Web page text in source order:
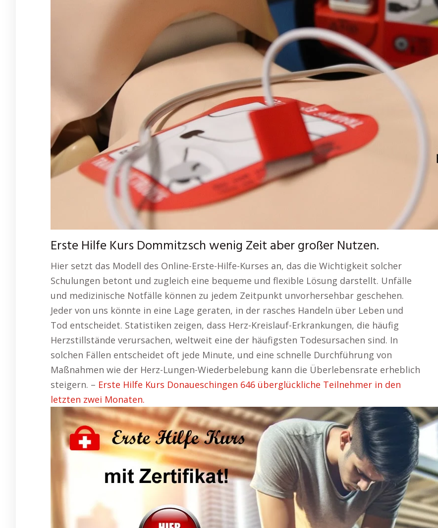
Erste Hilfe Kurs Dommitzsch wenig Zeit aber großer Nutzen.
Hier setzt das Modell des Online-Erste-Hilfe-Kurses an, das die Wichtigkeit solcher
Schulungen betont und zugleich eine bequeme und flexible Lösung darstellt. Unfälle
und medizinische Notfälle können zu jedem Zeitpunkt unvorhersehbar geschehen.
Jeder von uns könnte in eine Lage geraten, in der rasches Handeln über Leben und
Tod entscheidet. Statistiken zeigen, dass Herz-Kreislauf-Erkrankungen, die häufig
Herzstillstände verursachen, weltweit eine der häufigsten Todesursachen sind. In
solchen Fällen entscheidet oft jede Minute, und eine schnelle Durchführung von
Maßnahmen wie der Herz-Lungen-Wiederbelebung kann die Überlebensrate erheblich
steigern. – Erste Hilfe Kurs Donaueschingen 646 überglückliche Teilnehmer in den
letzten zwei Monaten.